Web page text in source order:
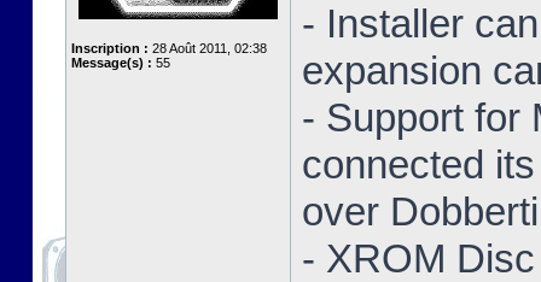
Inscription : 28 Août 2011, 02:38
Message(s) : 55
- Installer
expansion
- Support for
connected
over
- XROM